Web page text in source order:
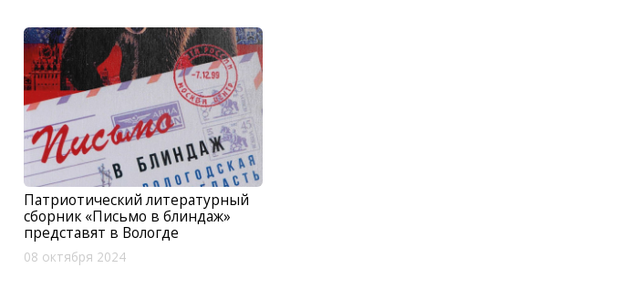
Патриотический литературный
сборник «Письмо в блиндаж»
представят в Вологде
08 октября 2024